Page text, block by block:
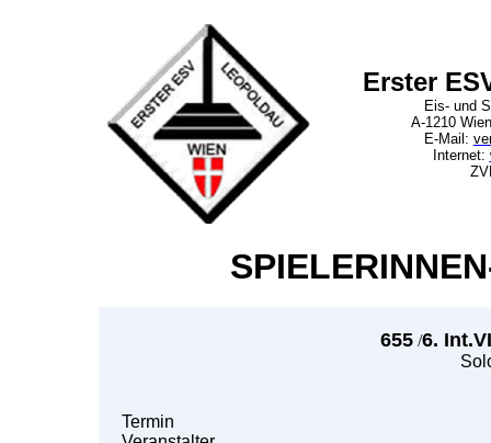
Erster
Eis- und
A-1210
E-Mail:
Internet:
655 /6.
Termin